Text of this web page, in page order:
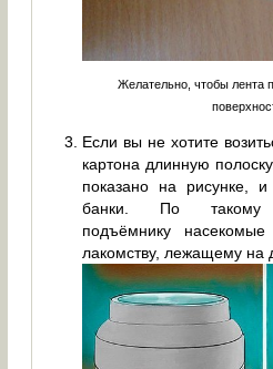
Желательно, чтобы лента
Если вы не хотите
картона длинную
показано на рисунке,
банки. По такому
подъёмнику
лакомству, лежащему на